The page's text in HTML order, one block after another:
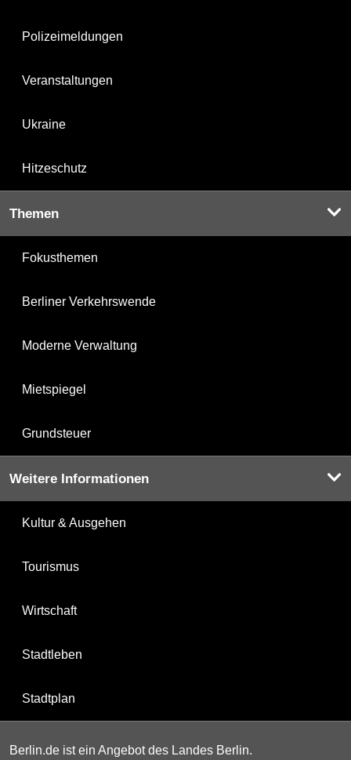
Polizeimeldungen
Veranstaltungen
Ukraine
Hitzeschutz
Themen
Fokusthemen
Berliner Verkehrswende
Moderne Verwaltung
Mietspiegel
Grundsteuer
Weitere Informationen
Kultur & Ausgehen
Tourismus
Wirtschaft
Stadtleben
Stadtplan
Berlin.de ist ein Angebot des Landes Berlin.